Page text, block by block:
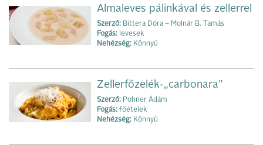
Almaleves pálinkával és zellerrel
Szerző: Bittera Dóra – Molnár B. Tamás
Fogás: levesek
Nehézség: Könnyű
Zellerfőzelék-„carbonara”
Szerző: Pohner Ádám
Fogás: főételek
Nehézség: Könnyű